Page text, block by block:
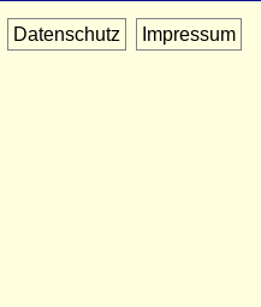
Datenschutz Impressum